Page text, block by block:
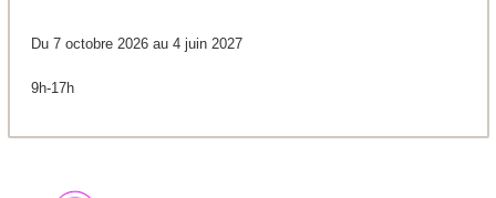
Du 7 octobre 2026 au 4 juin 2027
9h-17h